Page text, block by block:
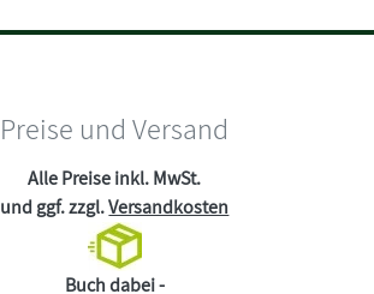
Preise und Versand
Alle Preise inkl. MwSt.
und ggf. zzgl.Versandkosten
Buch dabei -